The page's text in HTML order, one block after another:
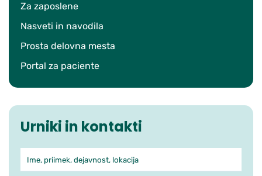
Za zaposlene
Nasveti in navodila
Prosta delovna mesta
Portal za paciente
Urniki in kontakti
Iskanje po ambulantah in
Ime, priimek, dejavnost, lokacija